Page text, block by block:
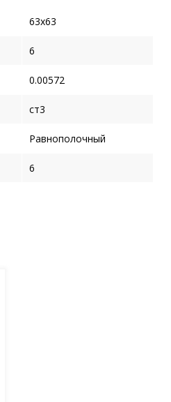
63x63
6
0.00572
ст3
Равнополочный
6